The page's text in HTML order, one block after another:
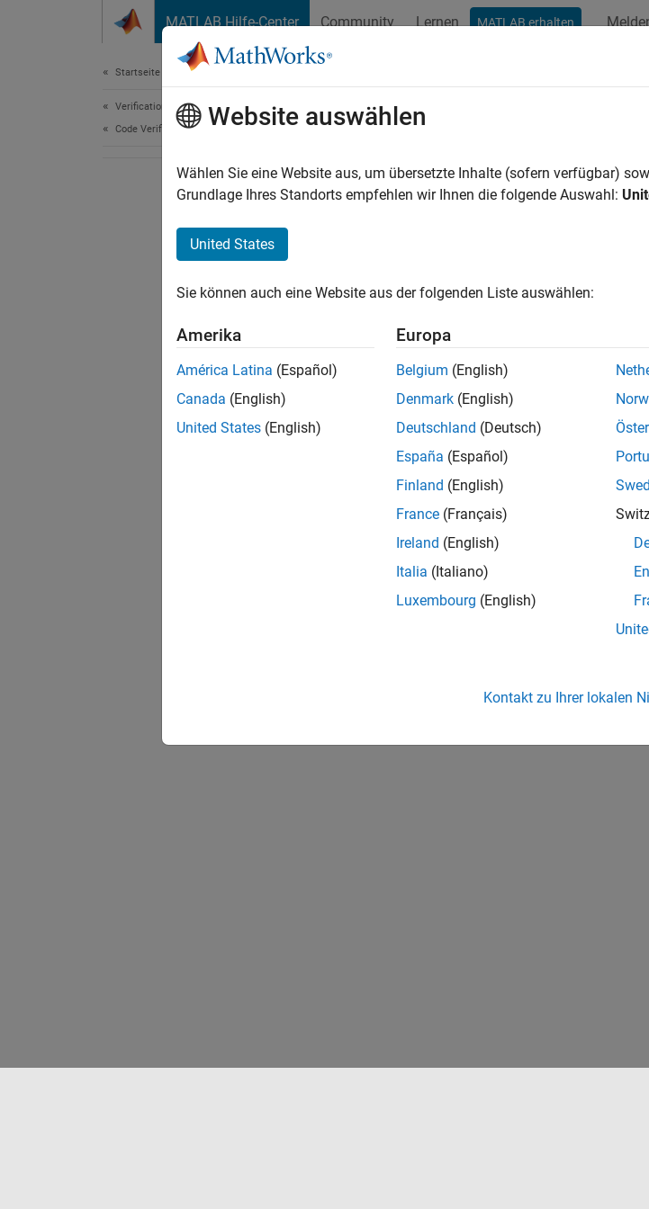
MATLAB Hilfe-Center Community Lernen MATLAB erhalten
Startseite der Dokumentation
Verification, Validation, and Test
Code Verification
Website auswählen
Wählen Sie eine Website aus, um übersetzte Inhalte (sofern verfügbar)
Grundlage Ihres Standorts empfehlen wir Ihnen die folgende Auswahl:
United States
Sie können auch eine Website aus der folgenden Liste auswählen:
Amerika
América Latina (Español)
Canada (English)
United States (English)
Europa
Belgium (English)
Denmark (English)
Deutschland (Deutsch)
España (Español)
Finland (English)
France (Français)
Ireland (English)
Italia (Italiano)
Luxembourg (English)
Kontakt zu Ihrer lokalen